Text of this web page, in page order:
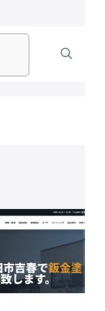
広島県東広島市
広島県東広島市西条町
車販売まで、クルマの
ださい。TEL 0824-26-